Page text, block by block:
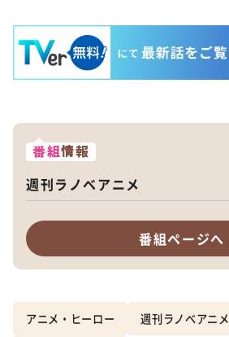
番組情報
週刊ラノベアニメ
番組ページへ
アニメ・ヒーロー 週刊ラノベアニメ